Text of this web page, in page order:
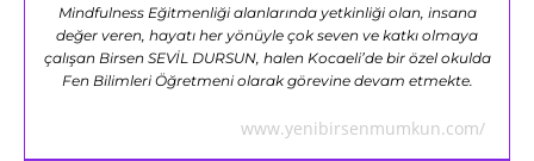
Mindfulness Eğitmenliği alanlarında yetkinliği olan, insana
değer veren, hayatı her yönüyle çok seven ve katkı olmaya
çalışan Birsen SEVİL DURSUN, halen Kocaeli’de bir özel okulda
Fen Bilimleri Öğretmeni olarak görevine devam etmekte.
www.yenibirsenmumkun.com/